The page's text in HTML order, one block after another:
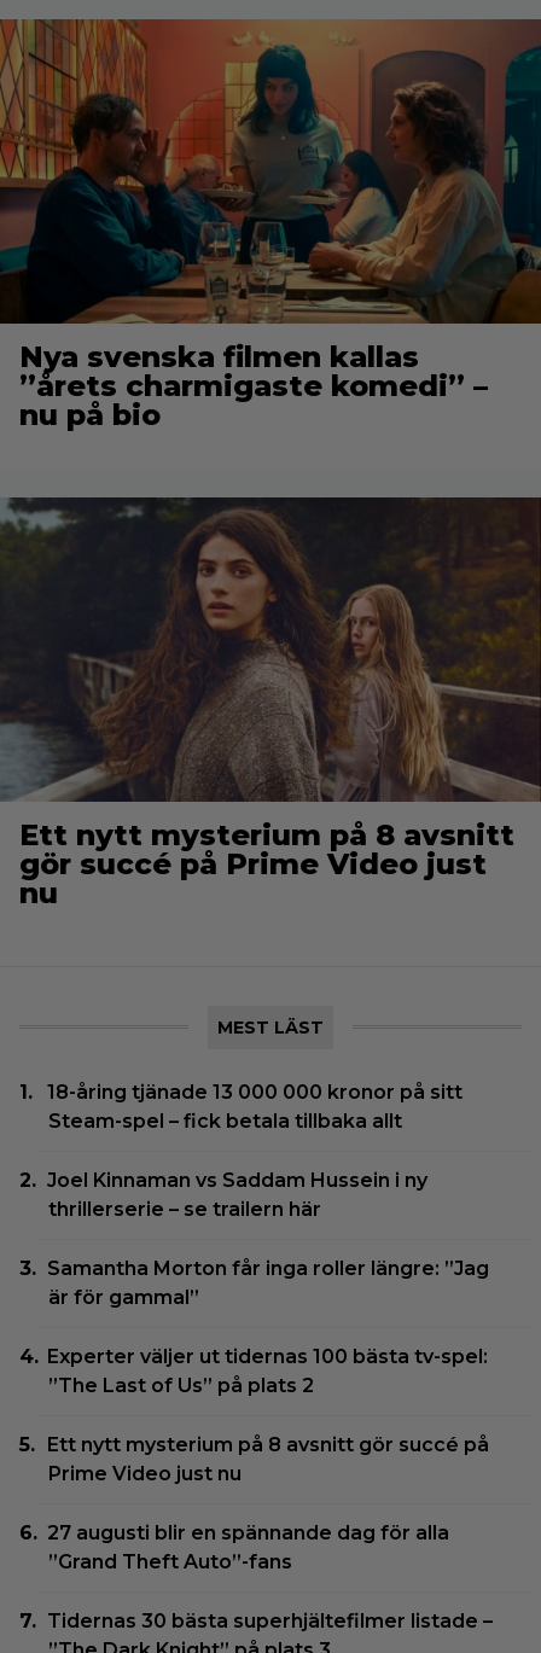
Nya svenska filmen kallas
”årets charmigaste komedi” –
nu på bio
Ett nytt mysterium på 8 avsnitt
gör succé på Prime Video just
nu
MEST LÄST
18-åring tjänade 13 000 000 kronor på sitt
Steam-spel – fick betala tillbaka allt
Joel Kinnaman vs Saddam Hussein i ny
thrillerserie – se trailern här
Samantha Morton får inga roller längre: ”Jag
är för gammal”
Experter väljer ut tidernas 100 bästa tv-spel:
”The Last of Us” på plats 2
Ett nytt mysterium på 8 avsnitt gör succé på
Prime Video just nu
27 augusti blir en spännande dag för alla
”Grand Theft Auto”-fans
Tidernas 30 bästa superhjältefilmer listade –